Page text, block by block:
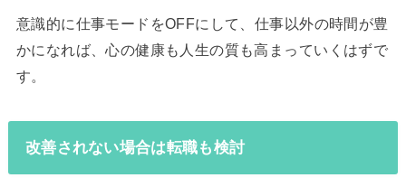
意識的に仕事モードをOFFにして、仕事以外の時間が豊
かになれば、心の健康も人生の質も高まっていくはずで
す。
改善されない場合は転職も検討